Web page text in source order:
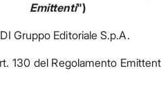
Emittenti")
Gruppo Editoriale S.p.A.
130 del Regolamento